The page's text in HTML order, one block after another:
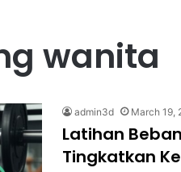
wanita
admin3d March 19,
Latihan
Tingkatkan